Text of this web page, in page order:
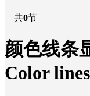
共0节
颜色线条
Color